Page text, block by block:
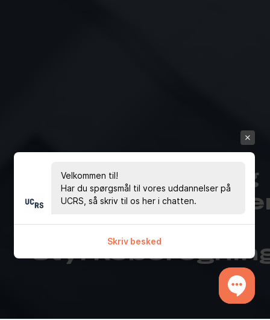
Bæredygtig
ved brug af
Velkommen til!
Har du spørgsmål til vores uddannelser på
UCRS, så skriv til os her i chatten.
Skriv besked